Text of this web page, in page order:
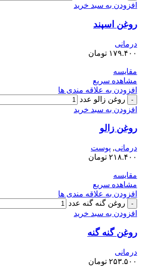
افزودن به سبد خرید
روغن اسپند
درمانی
۱۷۹.۴۰۰ تومان
مقایسه
مشاهده سریع
افزودن به علاقه مندی ها
روغن زالو عدد
افزودن به سبد خرید
روغن زالو
درمانی, پوست
۲۱۸.۴۰۰ تومان
مقایسه
مشاهده سریع
افزودن به علاقه مندی ها
روغن گنه گنه عدد
افزودن به سبد خرید
روغن گنه گنه
درمانی
۲۵۳.۵۰۰ تومان